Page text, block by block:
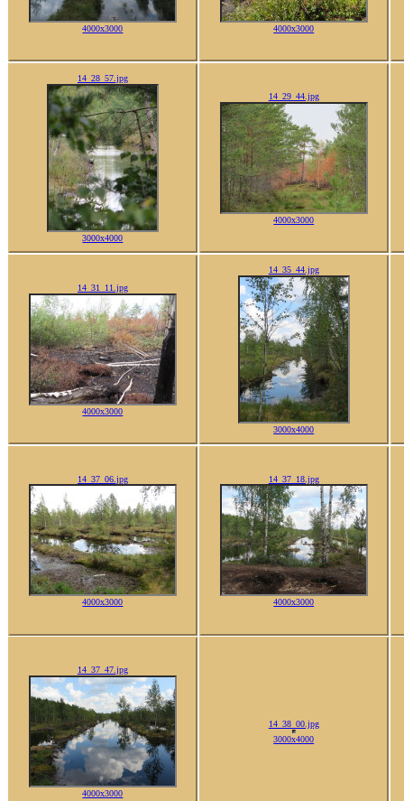
4000x3000 4000x3000
14_28_57.jpg
3000x4000
14_29_44.jpg
4000x3000
14_31_11.jpg
4000x3000
14_35_44.jpg
3000x4000
14_37_06.jpg
4000x3000
14_37_18.jpg
4000x3000
14_37_47.jpg
4000x3000